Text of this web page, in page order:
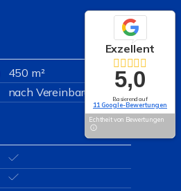
450 m²
nach Vereinbarung
Exzellent
5,0
Basierend auf
11 Google-Bewertungen
Echtheit von Bewertungen